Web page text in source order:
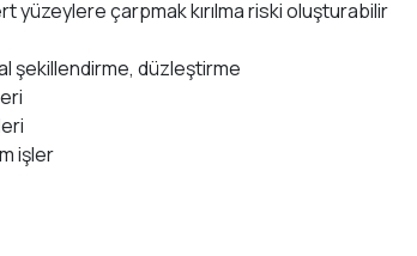
yüzeylere çarpmak kırılma riski oluşturabilir
şekillendirme, düzleştirme
işler